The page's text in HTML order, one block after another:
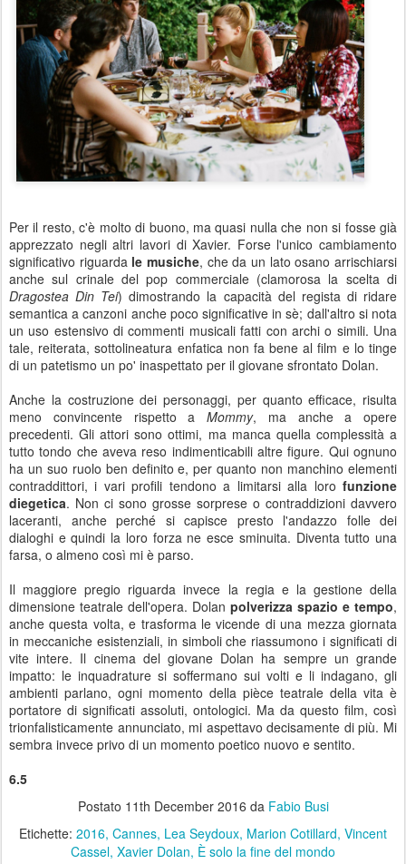
Per il resto, c'è molto di buono, ma quasi nulla che non si fosse già
apprezzato negli altri lavori di Xavier. Forse l'unico cambiamento
significativo riguarda le musiche, che da un lato osano arrischiarsi
anche sul crinale del pop commerciale (clamorosa la scelta di
Dragostea Din Tei) dimostrando la capacità del regista di ridare
semantica a canzoni anche poco significative in sè; dall'altro si nota
un uso estensivo di commenti musicali fatti con archi o simili. Una
tale, reiterata, sottolineatura enfatica non fa bene al film e lo tinge
di un patetismo un po' inaspettato per il giovane sfrontato Dolan.
Anche la costruzione dei personaggi, per quanto efficace, risulta
meno convincente rispetto a Mommy, ma anche a opere
precedenti. Gli attori sono ottimi, ma manca quella complessità a
tutto tondo che aveva reso indimenticabili altre figure. Qui ognuno
ha un suo ruolo ben definito e, per quanto non manchino elementi
contraddittori, i vari profili tendono a limitarsi alla loro funzione
diegetica. Non ci sono grosse sorprese o contraddizioni davvero
laceranti, anche perché si capisce presto l'andazzo folle dei
dialoghi e quindi la loro forza ne esce sminuita. Diventa tutto una
farsa, o almeno così mi è parso.
Il maggiore pregio riguarda invece la regia e la gestione della
dimensione teatrale dell'opera. Dolan polverizza spazio e tempo,
anche questa volta, e trasforma le vicende di una mezza giornata
in meccaniche esistenziali, in simboli che riassumono i significati di
vite intere. Il cinema del giovane Dolan ha sempre un grande
impatto: le inquadrature si soffermano sui volti e li indagano, gli
ambienti parlano, ogni momento della pièce teatrale della vita è
portatore di significati assoluti, ontologici. Ma da questo film, così
trionfalisticamente annunciato, mi aspettavo decisamente di più. Mi
sembra invece privo di un momento poetico nuovo e sentito.
6.5
Postato 11th December 2016 da Fabio Busi
Etichette: 2016 Cannes Lea Seydoux Marion Cotillard Vincent
Cassel Xavier Dolan È solo la fine del mondo